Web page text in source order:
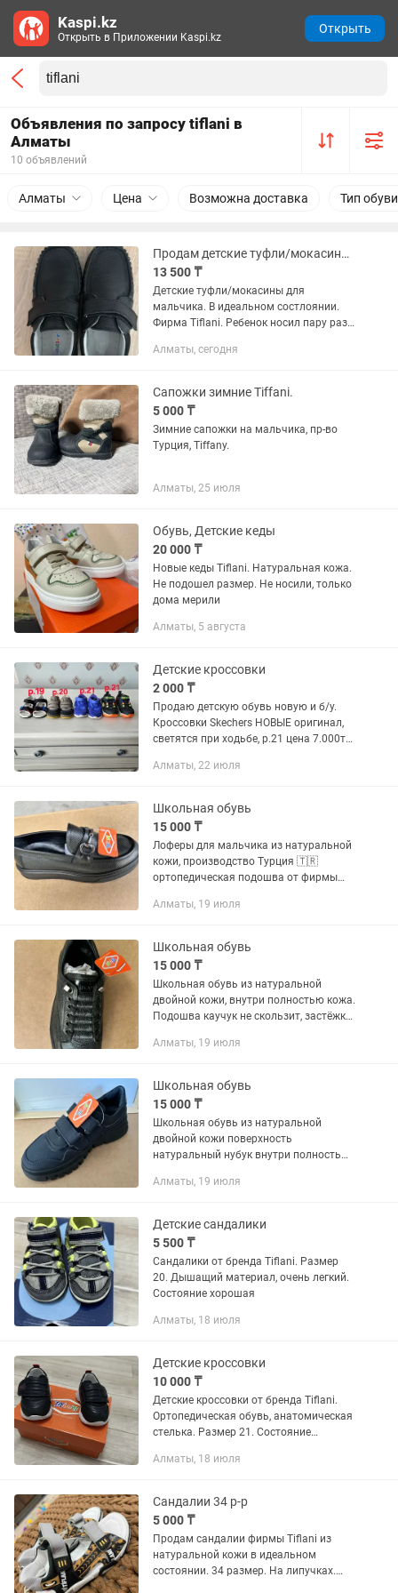
Объявления по запросу tiflani в
Алматы
10 объявлений
Алматы Цена Возможна доставка Тип обуви
Продам детские туфли/мокасины Tiflani
13 500 ₸
Детские туфли/мокасины для
мальчика. В идеальном состлоянии.
Фирма Tiflani. Ребенок носил пару раз
за 32, отдаю за 15.000 тг
Алматы, сегодня
Сапожки зимние Tiffani.
5 000 ₸
Зимние сапожки на мальчика, пр-во
Турция, Tiffany.
Алматы, 25 июля
Обувь, Детские кеды
20 000 ₸
Новые кеды Tiflani. Натуральная кожа.
Не подошел размер. Не носили, только
дома мерили
Алматы, 5 августа
Детские кроссовки
2 000 ₸
Продаю детскую обувь новую и б/у.
Кроссовки Skechers НОВЫЕ оригинал,
светятся при ходьбе, р.21 цена 7.000тг
коробка) в хорошем состоянии, р.21
Алматы, 22 июля
Школьная обувь
15 000 ₸
Лоферы для мальчика из натуральной
кожи, производство Турция 🇹🇷
ортопедическая подошва от фирмы
Алматы, 19 июля
Школьная обувь
15 000 ₸
Школьная обувь из натуральной
двойной кожи, внутри полностью кожа.
Подошва каучук не скользит, застёжка
tiflani цвет черный, производство
Алматы, 19 июля
Школьная обувь
15 000 ₸
Школьная обувь из натуральной
двойной кожи поверхность
натуральный нубук внутри полностью
застёжка идет на качественной
благородный тёмно...
Алматы, 19 июля
Детские сандалики
5 500 ₸
Сандалики от бренда Tiflani. Размер
20. Дышащий материал, очень легкий.
Состояние хорошая
Алматы, 18 июля
Детские кроссовки
10 000 ₸
Детские кроссовки от бренда Tiflani.
Ортопедическая обувь, анатомическая
стелька. Размер 21. Состояние
удобная обувь.
Алматы, 18 июля
Сандалии 34 р-р
5 000 ₸
Продам сандалии фирмы Tiflani из
натуральной кожи в идеальном
состоянии. 34 размер. На липучках.
Kaspi.kz
Открыть в Приложении Kaspi.kz
Открыть